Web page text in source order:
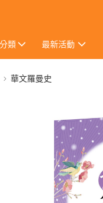
類 最新活動
華文羅曼史